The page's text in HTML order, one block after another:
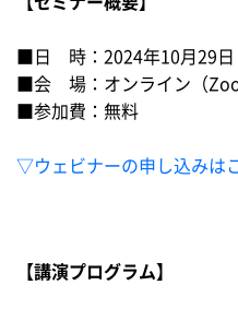
■日 時：2024年10月29日
■会 場：オンライン（
■参加費：無料
▽ウェビナーの申し込みは
【講演プログラム】